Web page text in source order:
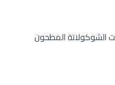
الشوكولاتة المطحون